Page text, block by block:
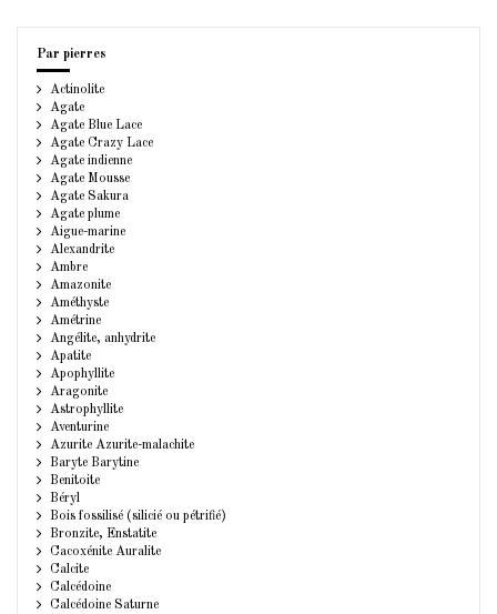
Par pierres
Actinolite
Agate
Agate Blue Lace
Agate Crazy Lace
Agate indienne
Agate Mousse
Agate Sakura
Agate plume
Aigue-marine
Alexandrite
Ambre
Amazonite
Améthyste
Amétrine
Angélite, anhydrite
Apatite
Apophyllite
Aragonite
Astrophyllite
Aventurine
Azurite Azurite-malachite
Baryte Barytine
Benitoite
Béryl
Bois fossilisé (silicié ou pétrifié)
Bronzite, Enstatite
Cacoxénite Auralite
Calcite
Calcédoine
Calcédoine Saturne